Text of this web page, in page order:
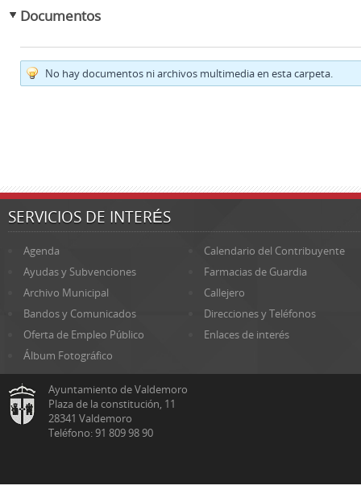
Documentos
No hay documentos ni archivos multimedia en esta carpeta.
SERVICIOS DE INTERÉS
Agenda
Calendario del Contribuyente
Ayudas y Subvenciones
Farmacias de Guardia
Archivo Municipal
Callejero
Bandos y Comunicados
Direcciones y Teléfonos
Oferta de Empleo Público
Enlaces de interés
Álbum Fotográfico
Ayuntamiento de Valdemoro
Plaza de la constitución, 11
28341 Valdemoro
Teléfono: 91 809 98 90